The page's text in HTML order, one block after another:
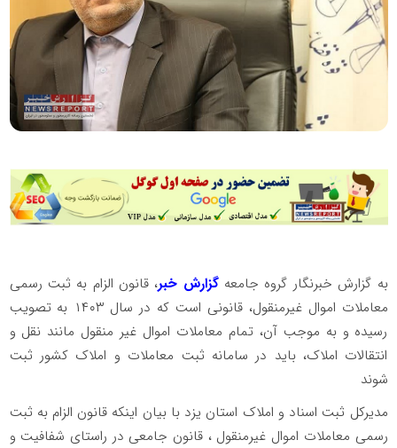
به گزارش خبرنگار گروه جامعهگزارش خبر، قانون الزام به ثبت رسمی
معاملات اموال غیرمنقول، قانونی است که در سال ۱۴۰۳ به تصویب
رسیده و به موجب آن، تمام معاملات اموال غیر منقول مانند نقل و
انتقالات املاک، باید در سامانه ثبت معاملات و املاک کشور ثبت
شوند
مدیرکل ثبت اسناد و املاک استان یزد با بیان اینکه قانون الزام به ثبت
رسمی معاملات اموال غیرمنقول ، قانون جامعی در راستای شفافیت و